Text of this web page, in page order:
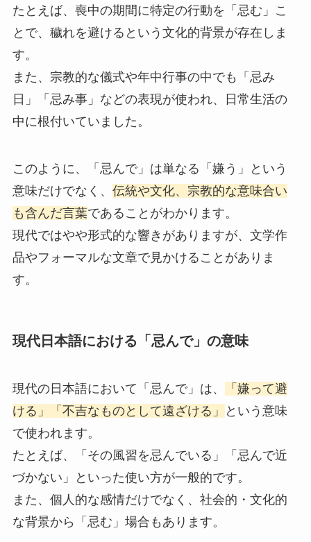
たとえば、喪中の期間に特定の行動を「忌む」こ
とで、穢れを避けるという文化的背景が存在しま
す。
また、宗教的な儀式や年中行事の中でも「忌み
日」「忌み事」などの表現が使われ、日常生活の
中に根付いていました。
このように、「忌んで」は単なる「嫌う」という
意味だけでなく、 伝統や文化、宗教的な意味合い
も含んだ言葉であることがわかります。
現代ではやや形式的な響きがありますが、文学作
品やフォーマルな文章で見かけることがありま
す。
現代日本語における「忌んで」の意味
現代の日本語において「忌んで」は、
「嫌って避
ける」「不吉なものとして遠ざける」
という意味
で使われます。
たとえば、「その風習を忌んでいる」「忌んで近
づかない」といった使い方が一般的です。
また、個人的な感情だけでなく、社会的・文化的
な背景から「忌む」場合もあります。